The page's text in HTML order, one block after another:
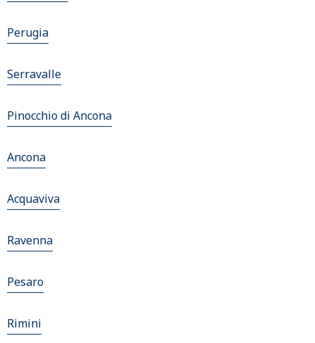
Perugia
Serravalle
Pinocchio di Ancona
Ancona
Acquaviva
Ravenna
Pesaro
Rimini